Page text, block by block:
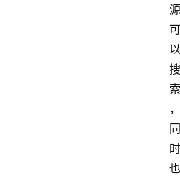
源
可
以
搜
索
，
同
时
也